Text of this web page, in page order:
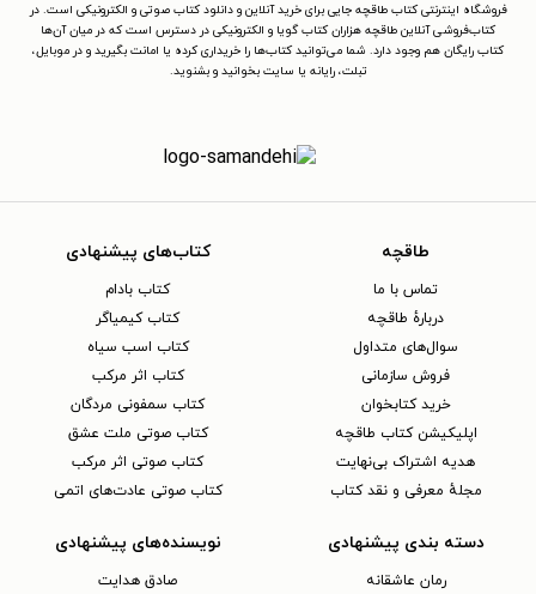
فروشگاه اینترنتی کتاب طاقچه جایی برای خرید آنلاین و دانلود کتاب صوتی و الکترونیکی است. در
کتاب‌فروشی آنلاین طاقچه هزاران کتاب گویا و الکترونیکی در دسترس است که در میان آن‌ها
کتاب رایگان هم وجود دارد. شما می‌توانید کتاب‌ها را خریداری کرده یا امانت بگیرید و در موبایل،
تبلت، رایانه یا سایت بخوانید و بشنوید.
طاقچه
تماس با ما
دربارهٔ طاقچه
سوال‌های متداول
فروش سازمانی
خرید کتابخوان
اپلیکیشن کتاب طاقچه
هدیه اشتراک بی‌نهایت
مجلهٔ معرفی و نقد کتاب
کتاب‌های پیشنهادی
کتاب بادام
کتاب کیمیاگر
کتاب اسب سیاه
کتاب اثر مرکب
کتاب سمفونی مردگان
کتاب صوتی ملت عشق
کتاب صوتی اثر مرکب
کتاب صوتی عادت‌های اتمی
دسته بندی پیشنهادی
رمان عاشقانه
نویسنده‌های پیشنهادی
صادق هدایت